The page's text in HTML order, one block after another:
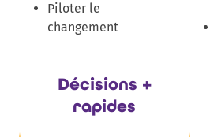
Piloter le
changement
Décisions +
rapides